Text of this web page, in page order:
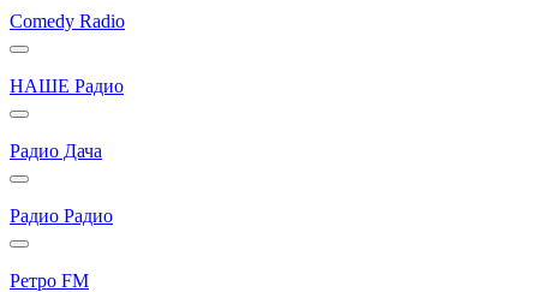
Comedy Radio
НАШЕ Радио
Радио Дача
Радио Радио
Ретро FM